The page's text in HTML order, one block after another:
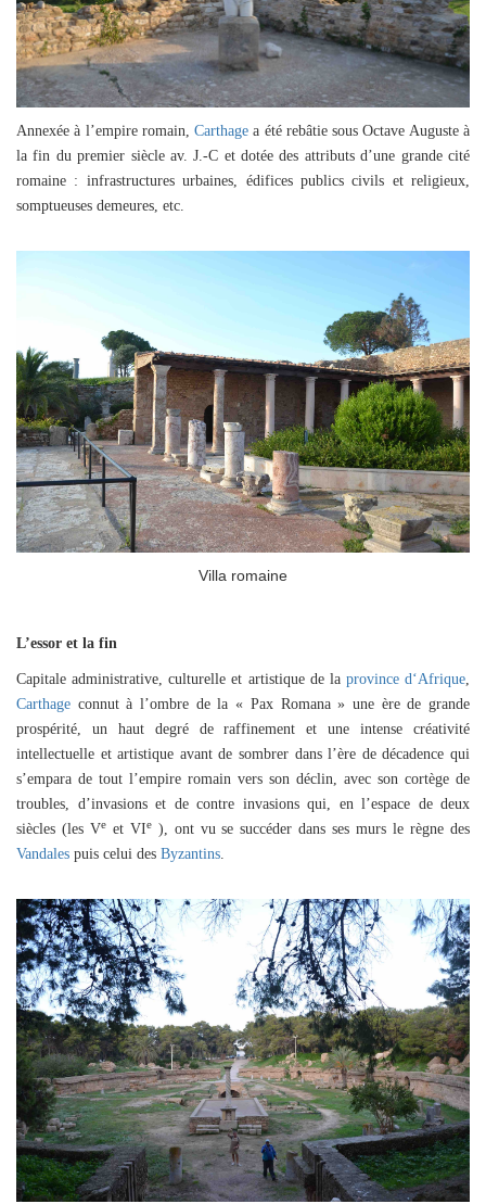
Annexée à l’empire romain,Carthage a été rebâtie sous Octave Auguste à
la fin du premier siècle av. J.-C et dotée des attributs d’une grande cité
romaine : infrastructures urbaines, édifices publics civils et religieux,
somptueuses demeures, etc.
Villa romaine
L’essor et la fin
Capitale administrative, culturelle et artistique de la province d‘Afrique,
Carthage connut à l’ombre de la « Pax Romana » une ère de grande
prospérité, un haut degré de raffinement et une intense créativité
intellectuelle et artistique avant de sombrer dans l’ère de décadence qui
s’empara de tout l’empire romain vers son déclin, avec son cortège de
troubles, d’invasions et de contre invasions qui, en l’espace de deux
siècles (les Veet VIe), ont vu se succéder dans ses murs le règne des
Vandales puis celui des Byzantins.